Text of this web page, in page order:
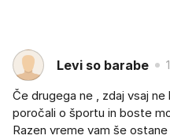
Levi so barabe
Če drugega ne , zdaj vsaj
poročali o športu in boste
Razen vreme vam še ostane